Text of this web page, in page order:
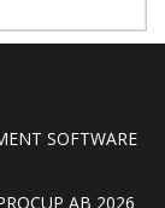
SOFTWARE
AB 2026